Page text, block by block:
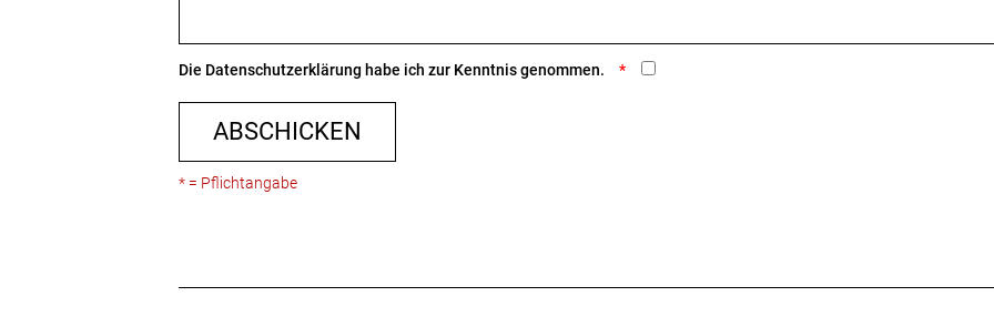
Die Datenschutzerklärung habe ich zur Kenntnis genommen.
ABSCHICKEN
* = Pflichtangabe